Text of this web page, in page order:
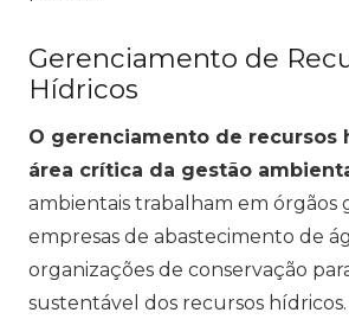
Gerenciamento de
Hídricos
O gerenciamento de recursos
área crítica da gestão
ambientais trabalham em órgãos
empresas de abastecimento de
organizações de conservação
sustentável dos recursos hídricos.